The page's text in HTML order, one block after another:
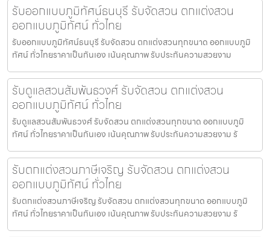
รับออกแบบภูมิทัศน์ธนบุรี รับจัดสวน ตกแต่งสวน
ออกแบบภูมิทัศน์ ทั่วไทย
รับออกแบบภูมิทัศน์ธนบุรี รับจัดสวน ตกแต่งสวนทุกขนาด ออกแบบภูมิ
ทัศน์ ทั่วไทยราคาเป็นกันเอง เน้นคุณภาพ รับประกันความสวยงาม
รับดูแลสวนสัมพันธวงศ์ รับจัดสวน ตกแต่งสวน
ออกแบบภูมิทัศน์ ทั่วไทย
รับดูแลสวนสัมพันธวงศ์ รับจัดสวน ตกแต่งสวนทุกขนาด ออกแบบภูมิ
ทัศน์ ทั่วไทยราคาเป็นกันเอง เน้นคุณภาพ รับประกันความสวยงาม รั
รับตกแต่งสวนภาษีเจริญ รับจัดสวน ตกแต่งสวน
ออกแบบภูมิทัศน์ ทั่วไทย
รับตกแต่งสวนภาษีเจริญ รับจัดสวน ตกแต่งสวนทุกขนาด ออกแบบภูมิ
ทัศน์ ทั่วไทยราคาเป็นกันเอง เน้นคุณภาพ รับประกันความสวยงาม รั